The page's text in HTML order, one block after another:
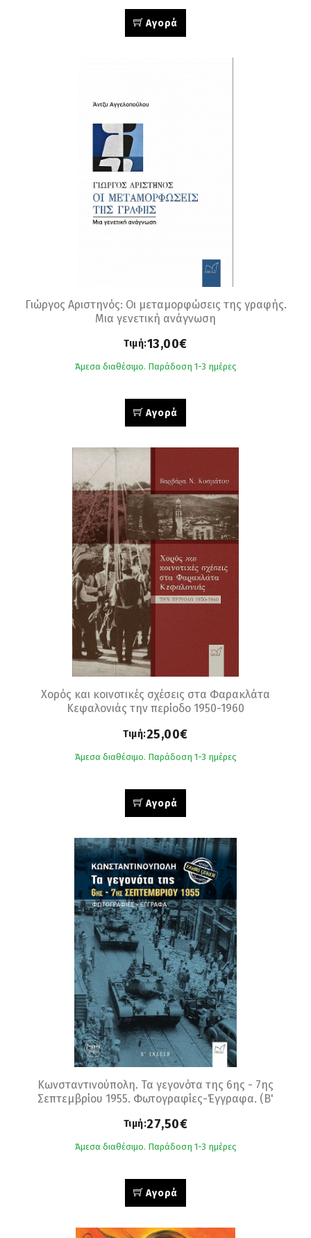
Αγορά
Γιώργος Αριστηνός: Οι μεταμορφώσεις της γραφής.
Μια γενετική ανάγνωση
Τιμή:13,00€
Άμεσα διαθέσιμο. Παράδοση 1-3 ημέρες
Αγορά
Χορός και κοινοτικές σχέσεις στα Φαρακλάτα
Κεφαλονιάς την περίοδο 1950-1960
Τιμή:25,00€
Άμεσα διαθέσιμο. Παράδοση 1-3 ημέρες
Αγορά
Κωνσταντινούπολη. Τα γεγονότα της 6ης - 7ης
Σεπτεμβρίου 1955. Φωτογραφίες-Έγγραφα. (B'
Τιμή:27,50€
Άμεσα διαθέσιμο. Παράδοση 1-3 ημέρες
Αγορά